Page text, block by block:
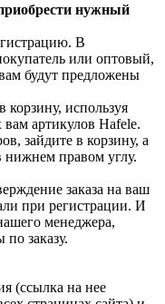
нужный
В
или оптовый,
будут предложены
корзину, используя
артикулов Hafele.
зайдите в корзину, а
нижнем правом углу.
заказа на ваш
при регистрации. И
менеджера,
заказу.
(ссылка на нее